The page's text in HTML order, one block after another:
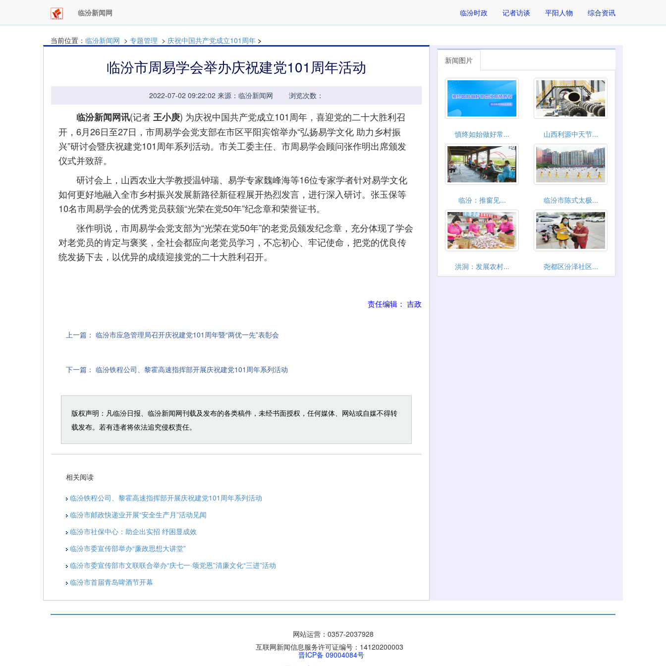
临汾新闻网 临汾时政 记者访谈 平阳人物 综合资讯
当前位置： 临汾新闻网 > 专题管理 > 庆祝中国共产党成立101周年 >
临汾市周易学会举办庆祝建党101周年活动
2022-07-02 09:22:02 来源：临汾新闻网 浏览次数：
临汾新闻网讯(记者王小庚) 为庆祝中国共产党成立101周年，喜迎党的二十大胜利召
开，6月26日至27日，市周易学会党支部在市区平阳宾馆举办“弘扬易学文化 助力乡村振
兴”研讨会暨庆祝建党101周年系列活动。市关工委主任、市周易学会顾问张作明出席颁发
仪式并致辞。
研讨会上，山西农业大学教授温钟瑞、易学专家魏峰海等16位专家学者针对易学文化
如何更好地融入全市乡村振兴发展新路径新征程展开热烈发言，进行深入研讨。张玉保等
10名市周易学会的优秀党员获颁“光荣在党50年”纪念章和荣誉证书。
张作明说，市周易学会党支部为“光荣在党50年”的老党员颁发纪念章，充分体现了学会
对老党员的肯定与褒奖，全社会都应向老党员学习，不忘初心、牢记使命，把党的优良传
统发扬下去，以优异的成绩迎接党的二十大胜利召开。
责任编辑： 吉政
上一篇： 临汾市应急管理局召开庆祝建党101周年暨“两优一先”表彰会
下一篇： 临汾铁程公司、黎霍高速指挥部开展庆祝建党101周年系列活动
版权声明：凡临汾日报、临汾新闻网刊载及发布的各类稿件，未经书面授权，任何媒体、网站或自媒不得转
载发布。若有违者将依法追究侵权责任。
相关阅读
临汾铁程公司、黎霍高速指挥部开展庆祝建党101周年系列活动
临汾市邮政快递业开展“安全生产月”活动见闻
临汾市社保中心：助企出实招 纾困显成效
临汾市委宣传部举办“廉政思想大讲堂”
临汾市委宣传部市文联联合举办“庆七一·颂党恩”清廉文化“三进”活动
临汾市首届青岛啤酒节开幕
新闻图片
慎终如始做好常... 山西利源中天节...
临汾：推窗见... 临汾市陈式太极...
洪洞：发展农村... 尧都区汾泽社区...
网站运营： 0357-2037928
互联网新闻信息服务许可证编号：14120200003
晋ICP备 09004084号